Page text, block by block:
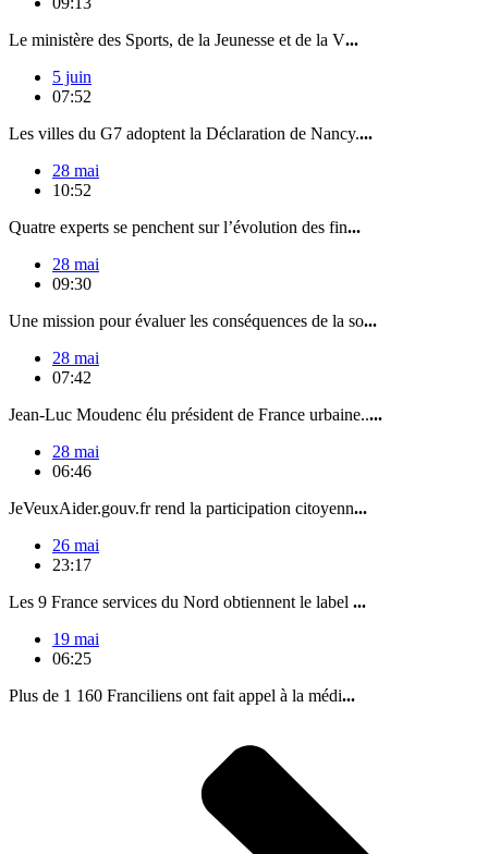
Le ministère des Sports, de la Jeunesse et de la V...
5 juin
07:52
Les villes du G7 adoptent la Déclaration de Nancy....
28 mai
10:52
Quatre experts se penchent sur l’évolution des fin...
28 mai
09:30
Une mission pour évaluer les conséquences de la so...
28 mai
07:42
Jean-Luc Moudenc élu président de France urbaine.....
28 mai
06:46
JeVeuxAider.gouv.fr rend la participation citoyenn...
26 mai
23:17
Les 9 France services du Nord obtiennent le label ...
19 mai
06:25
Plus de 1 160 Franciliens ont fait appel à la médi...